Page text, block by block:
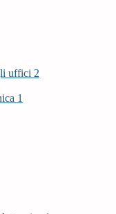
uffici 2
1